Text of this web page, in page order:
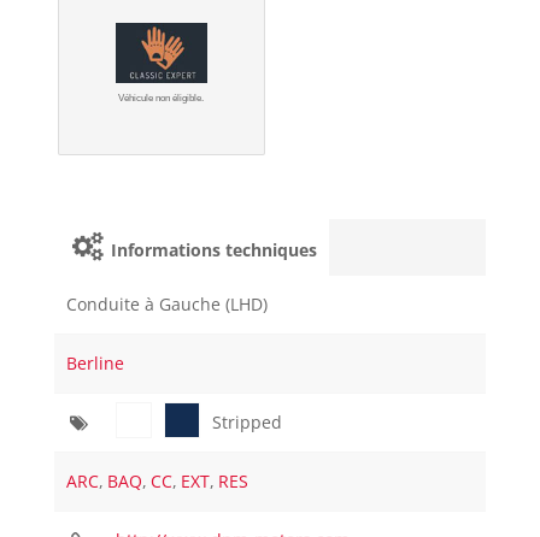
Véhicule non éligible.
Informations techniques
Conduite à Gauche (LHD)
Berline
Stripped
ARC, BAQ, CC, EXT, RES